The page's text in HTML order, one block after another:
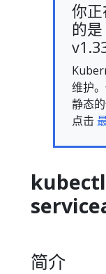
你
的是
维护
静态
点击
简介